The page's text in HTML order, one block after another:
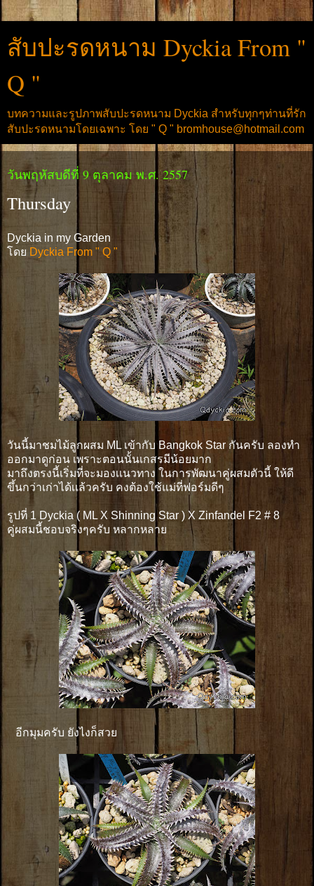
สับปะรดหนาม Dyckia From "
Q "
บทความและรูปภาพสับปะรดหนาม Dyckia สำหรับทุกๆท่านที่รัก
สับปะรดหนามโดยเฉพาะ โดย " Q " bromhouse@hotmail.com
วันพฤหัสบดีที่ 9 ตุลาคม พ.ศ. 2557
Thursday
Dyckia in my Garden
โดย Dyckia From " Q "
วันนี้มาชมไม้ลูกผสม ML เข้ากับ Bangkok Star กันครับ ลองทำ
ออกมาดูก่อน เพราะตอนนั้นเกสรมีน้อยมาก
มาถึงตรงนี้เริ่มที่จะมองเเนวทาง ในการพัฒนาคู่ผสมตัวนี้ ให้ดี
ขึ้นกว่าเก่าได้เเล้วครับ คงต้องใช้แม่ที่ฟอร์มดีๆ
รูปที่ 1 Dyckia ( ML X Shinning Star ) X Zinfandel F2 # 8
คู่ผสมนี้ชอบจริงๆครับ หลากหลาย
อีกมุมครับ ยังไงก็สวย